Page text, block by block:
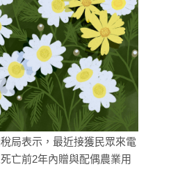
局表示，最近接獲民眾來電
亡前2年內贈與配偶農業用